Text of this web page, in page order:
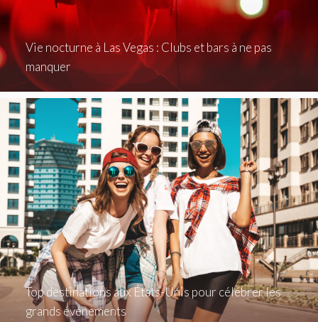
Vie nocturne à Las Vegas : Clubs et bars à ne pas
manquer
Top destinations aux États-Unis pour célébrer les
grands événements